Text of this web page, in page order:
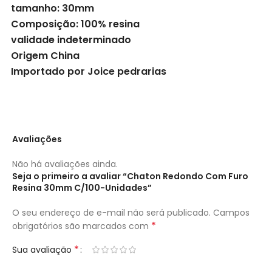
tamanho: 30mm
Composição: 100% resina
validade indeterminado
Origem China
Importado por Joice pedrarias
Avaliações
Não há avaliações ainda.
Seja o primeiro a avaliar “Chaton Redondo Com Furo
Resina 30mm C/100-Unidades”
O seu endereço de e-mail não será publicado. Campos
obrigatórios são marcados com *
Sua avaliação *